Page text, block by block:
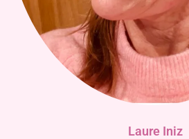
Laure Iniz